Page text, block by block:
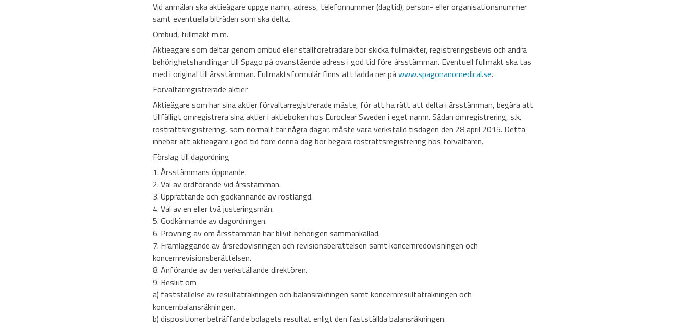
Vid anmälan ska aktieägare uppge namn, adress, telefonnummer (dagtid), person- eller organisationsnummer
samt eventuella biträden som ska delta.
Ombud, fullmakt m.m.
Aktieägare som deltar genom ombud eller ställföreträdare bör skicka fullmakter, registreringsbevis och andra
behörighetshandlingar till Spago på ovanstående adress i god tid före årsstämman. Eventuell fullmakt ska tas
med i original till årsstämman. Fullmaktsformulär finns att ladda ner påwww.spagonanomedical.se.
Förvaltarregistrerade aktier
Aktieägare som har sina aktier förvaltarregistrerade måste, för att ha rätt att delta i årsstämman, begära att
tillfälligt omregistrera sina aktier i aktieboken hos Euroclear Sweden i eget namn. Sådan omregistrering, s.k.
rösträttsregistrering, som normalt tar några dagar, måste vara verkställd tisdagen den 28 april 2015. Detta
innebär att aktieägare i god tid före denna dag bör begära rösträttsregistrering hos förvaltaren.
Förslag till dagordning
1. Årsstämmans öppnande.
2. Val av ordförande vid årsstämman.
3. Upprättande och godkännande av röstlängd.
4. Val av en eller två justeringsmän.
5. Godkännande av dagordningen.
6. Prövning av om årsstämman har blivit behörigen sammankallad.
7. Framläggande av årsredovisningen och revisionsberättelsen samt koncernredovisningen och
koncernrevisionsberättelsen.
8. Anförande av den verkställande direktören.
9. Beslut om
a) fastställelse av resultaträkningen och balansräkningen samt koncernresultaträkningen och
koncernbalansräkningen.
b) dispositioner beträffande bolagets resultat enligt den fastställda balansräkningen.